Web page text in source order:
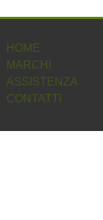
HOME
MARCHI
ASSISTENZA
CONTATTI